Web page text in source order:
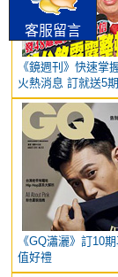
客服留言
《鏡週刊》快速掌
火熱消息 訂就送5
《GQ瀟灑》訂10
值好禮